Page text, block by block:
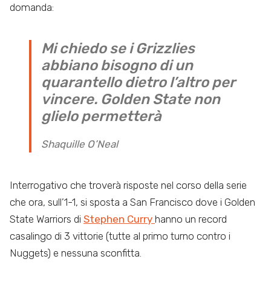
domanda:
Mi chiedo se i Grizzlies
abbiano bisogno di un
quarantello dietro l’altro per
vincere. Golden State non
glielo permetterà
Shaquille O’Neal
Interrogativo che troverà risposte nel corso della serie
che ora, sull’1-1, si sposta a San Francisco dove i Golden
State Warriors di Stephen Curry hanno un record
casalingo di 3 vittorie (tutte al primo turno contro i
Nuggets) e nessuna sconfitta.